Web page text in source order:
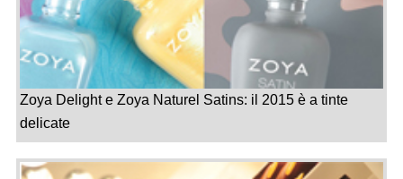
Zoya Delight e Zoya Naturel Satins: il 2015 è a tinte
delicate